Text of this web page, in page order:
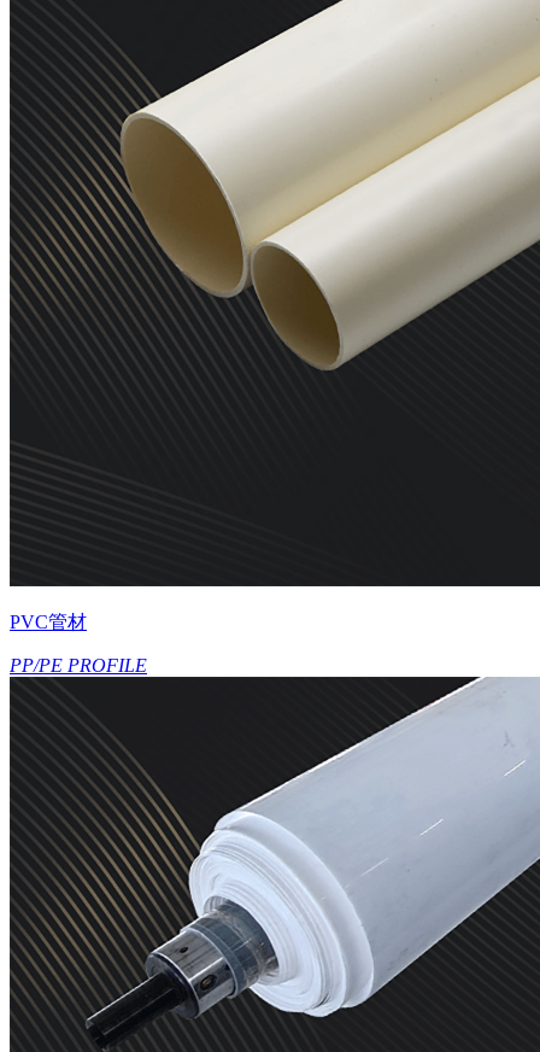
PVC管材
PP/PE PROFILE